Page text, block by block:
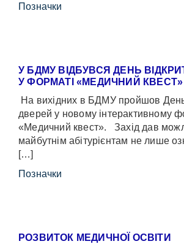
Позначки
У БДМУ ВІДБУВСЯ ДЕНЬ
У ФОРМАТІ «МЕДИЧНИЙ КВЕСТ»
На вихідних в БДМУ пройшов День
дверей у новому інтерактивному
«Медичний квест». Захід дав
майбутнім абітурієнтам не лише
[…]
Позначки
РОЗВИТОК МЕДИЧНОЇ ОСВІТИ